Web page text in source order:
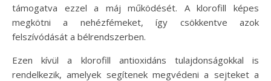
támogatva ezzel a máj működését. A klorofill képes
megkötni a nehézfémeket, így csökkentve azok
felszívódását a bélrendszerben.
Ezen kívül a klorofill antioxidáns tulajdonságokkal is
rendelkezik, amelyek segítenek megvédeni a sejteket a